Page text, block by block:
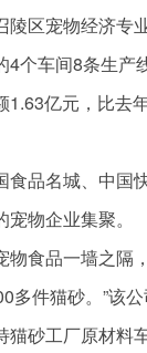
陵区宠物经济专
4个车间8条生产
1.63亿元，比去
食品名城、中国
物企业集聚。
物食品一墙之隔
多件猫砂。”该
猫砂工厂原材料